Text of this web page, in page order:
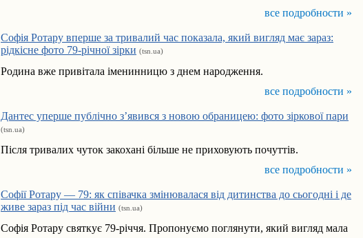
все подробности »
Софія Ротару вперше за тривалий час показала, який вигляд має зараз:
рідкісне фото 79-річної зірки (tsn.ua)
Родина вже привітала іменинницю з днем народження.
все подробности »
Дантес уперше публічно з’явився з новою обраницею: фото зіркової пари
(tsn.ua)
Після тривалих чуток закохані більше не приховують почуттів.
все подробности »
Софії Ротару — 79: як співачка змінювалася від дитинства до сьогодні і де
живе зараз під час війни (tsn.ua)
Софія Ротару святкує 79-річчя. Пропонуємо поглянути, який вигляд мала